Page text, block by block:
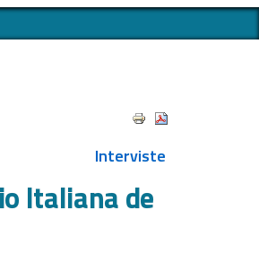
Interviste
Italiana de